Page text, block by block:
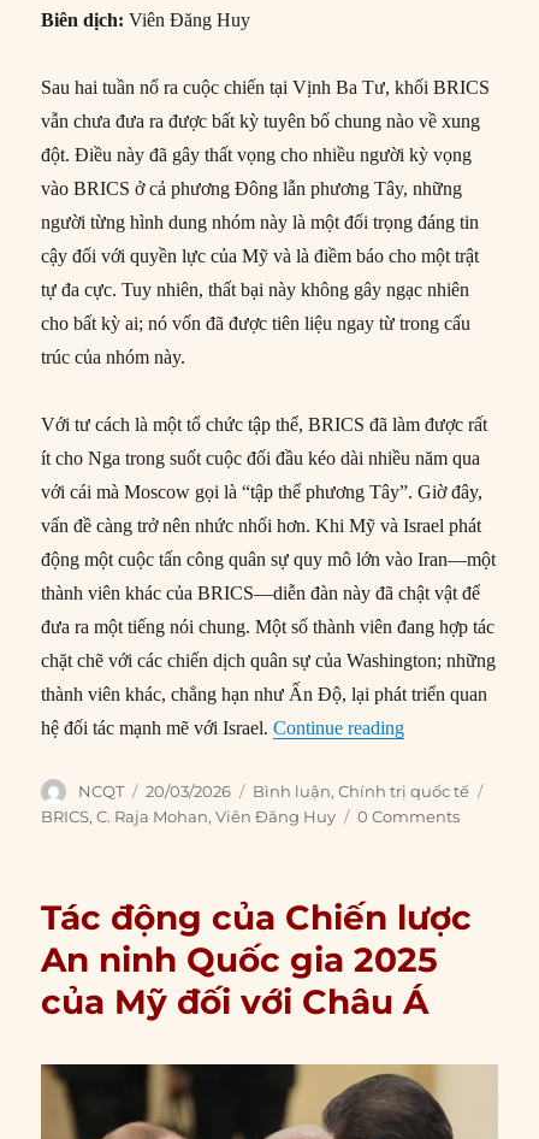
Biên dịch:Viên Đăng Huy
Sau hai tuần nổ ra cuộc chiến tại Vịnh Ba Tư, khối BRICS
vẫn chưa đưa ra được bất kỳ tuyên bố chung nào về xung
đột. Điều này đã gây thất vọng cho nhiều người kỳ vọng
vào BRICS ở cả phương Đông lẫn phương Tây, những
người từng hình dung nhóm này là một đối trọng đáng tin
cậy đối với quyền lực của Mỹ và là điềm báo cho một trật
tự đa cực. Tuy nhiên, thất bại này không gây ngạc nhiên
cho bất kỳ ai; nó vốn đã được tiên liệu ngay từ trong cấu
trúc của nhóm này.
Với tư cách là một tổ chức tập thể, BRICS đã làm được rất
ít cho Nga trong suốt cuộc đối đầu kéo dài nhiều năm qua
với cái mà Moscow gọi là “tập thể phương Tây”. Giờ đây,
vấn đề càng trở nên nhức nhối hơn. Khi Mỹ và Israel phát
động một cuộc tấn công quân sự quy mô lớn vào Iran—một
thành viên khác của BRICS—diễn đàn này đã chật vật để
đưa ra một tiếng nói chung. Một số thành viên đang hợp tác
chặt chẽ với các chiến dịch quân sự của Washington; những
thành viên khác, chẳng hạn như Ấn Độ, lại phát triển quan
hệ đối tác mạnh mẽ với Israel.Continue reading“BRICS đối mặt
Author
NCQT
Posted
on
20/03/2026 Categories
Bình luận,Chính trị quốc tế
BRICS,C. Raja Mohan,Viên Đăng Huy 0 Comments
Tác động của Chiến lược
An ninh Quốc gia 2025
của Mỹ đối với Châu Á